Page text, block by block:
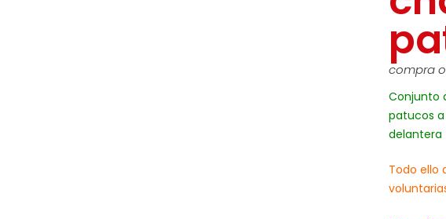
compra
Conjunto
patucos
delantera
Todo ello